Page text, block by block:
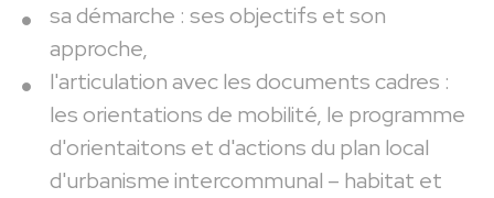
sa démarche : ses objectifs et son
approche,
l'articulation avec les documents cadres :
les orientations de mobilité, le programme
d'orientaitons et d'actions du plan local
d'urbanisme intercommunal – habitat et